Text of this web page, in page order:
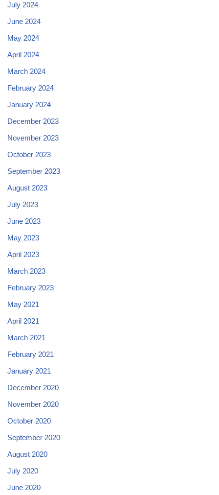
July 2024
June 2024
May 2024
April 2024
March 2024
February 2024
January 2024
December 2023
November 2023
October 2023
September 2023
August 2023
July 2023
June 2023
May 2023
April 2023
March 2023
February 2023
May 2021
April 2021
March 2021
February 2021
January 2021
December 2020
November 2020
October 2020
September 2020
August 2020
July 2020
June 2020